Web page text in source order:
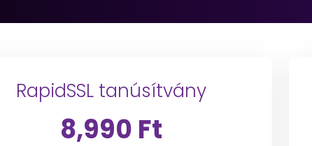
RapidSSL tanúsítvány
8,990 Ft